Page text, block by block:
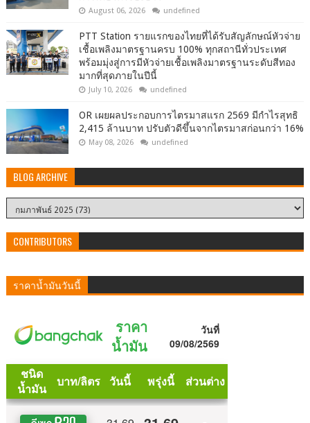
August 06, 2026 undefined
PTT Station รายแรกของไทยที่ได้รับสัญลักษณ์หัวจ่าย
เชื้อเพลิงมาตรฐานครบ 100% ทุกสถานีทั่วประเทศ
พร้อมมุ่งสู่การมีหัวจ่ายเชื้อเพลิงมาตรฐานระดับสีทอง
มากที่สุดภายในปีนี้
July 10, 2026 undefined
OR เผยผลประกอบการไตรมาสแรก 2569 มีกำไรสุทธิ
2,415 ล้านบาท ปรับตัวดีขึ้นจากไตรมาสก่อนกว่า 16%
May 08, 2026 undefined
BLOG ARCHIVE
CONTRIBUTORS
ราคาน้ำมันวันนี้